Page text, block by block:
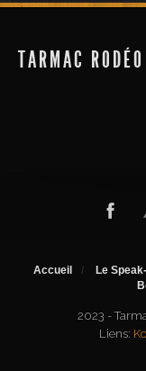
TARMAC
Accueil Le
2023 -
Liens: